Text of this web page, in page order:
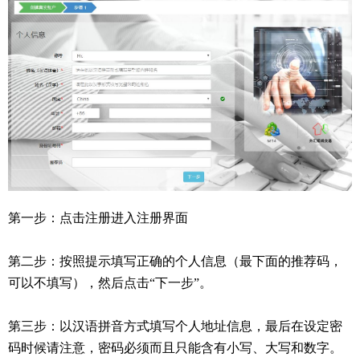
第一步：点击注册进入注册界面
第二步：按照提示填写正确的个人信息（最下面的推荐码，
可以不填写），然后点击“下一步”。
第三步：以汉语拼音方式填写个人地址信息，最后在设定密
码时候请注意，密码必须而且只能含有小写、大写和数字。